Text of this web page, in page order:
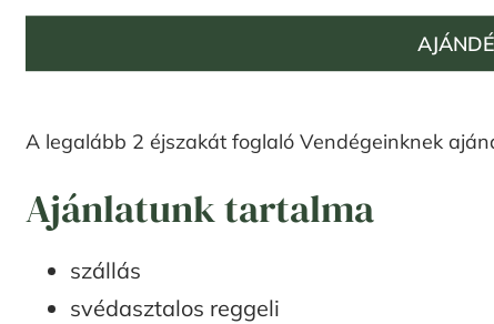
A legalább 2 éjszakát foglaló Vendégeinknek
Ajánlatunk tartalma
szállás
svédasztalos reggeli